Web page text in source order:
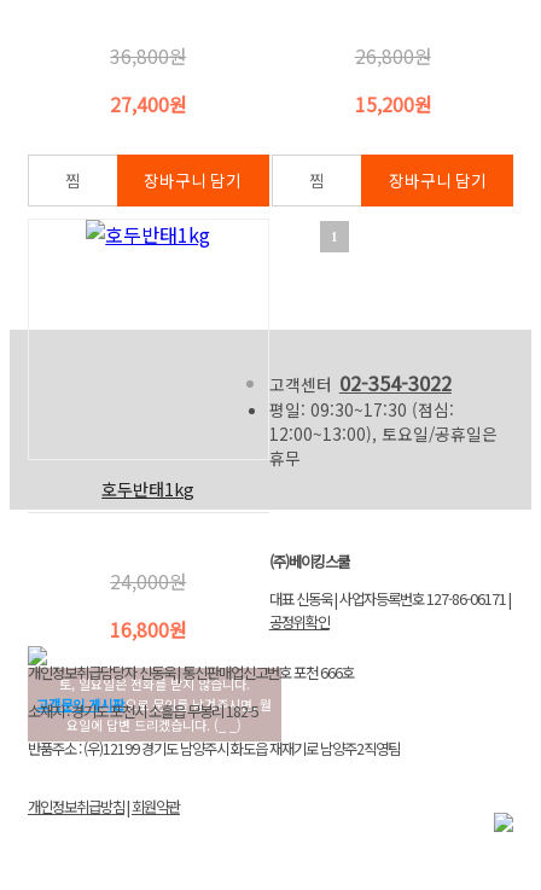
36,800원
27,400원
26,800원
15,200원
호두반태1kg
24,000원
16,800원
1
토, 일요일은 전화를 받지 않습니다.
고객문의 게시판으로 문의를 남겨주시면, 월
요일에 답변 드리겠습니다. (_ _)
고객센터 02-354-3022
평일: 09:30~17:30 (점심:
12:00~13:00), 토요일/공휴일은
휴무
(주)베이킹스쿨
대표 신동욱 | 사업자등록번호 127-86-06171 |
공정위확인
개인정보취급담당자 신동욱 | 통신판매업신고번호 포천 666호
소재지 : 경기도 포천시 소흘읍 무봉리 182-5
반품주소 : (우)12199 경기도 남양주시 화도읍 재재기로 남양주2직영팀
개인정보취급방침|회원약관